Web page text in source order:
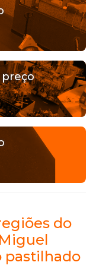
preço
do
pastilhado